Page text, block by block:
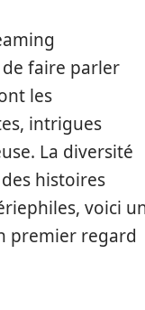
faire parler
les
intrigues
La diversité
histoires
voici
premier regard